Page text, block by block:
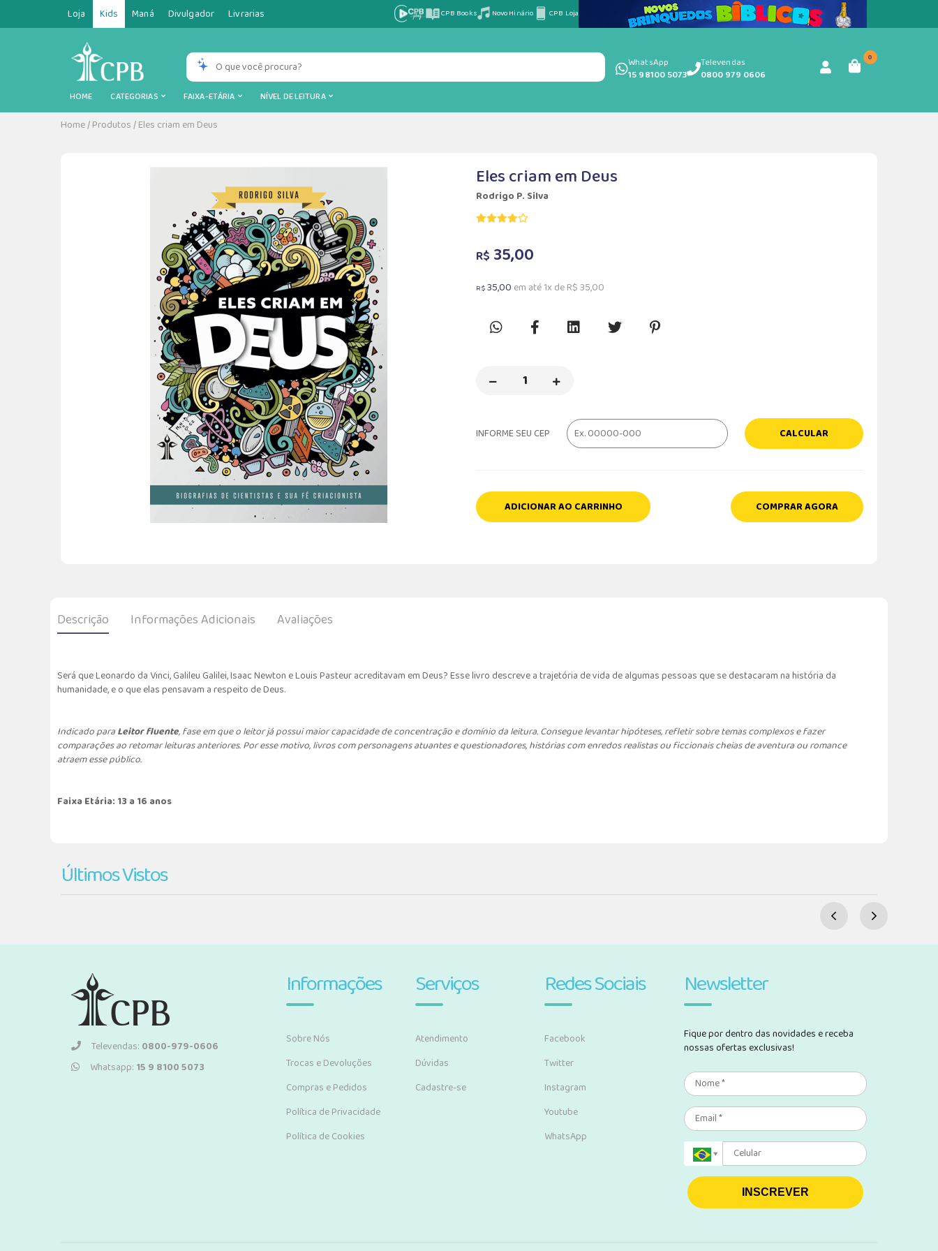
Loja Kids Maná Divulgador Livrarias CPB Books Novo Hinário CPB Loja
WhatsApp
15 98100 5073
Televendas
0800 979 0606
0
HOME CATEGORIAS FAIXA-ETÁRIA NÍVEL DE LEITURA
Home/Produtos/Eles criam em Deus
Eles criam em Deus
Rodrigo P. Silva
R$ 35,00
R$35,00 em até 1x de R$ 35,00
INFORME SEU CEP CALCULAR
ADICIONAR AO CARRINHO COMPRAR AGORA
Descrição Informações Adicionais Avaliações
Será que Leonardo da Vinci, Galileu Galilei, Isaac Newton e Louis Pasteur acreditavam em Deus? Esse livro descreve a trajetória de vida de algumas pessoas que se destacaram na história da
humanidade, e o que elas pensavam a respeito de Deus.
Indicado paraLeitor fluente, fase em que o leitor já possui maior capacidade de concentração e domínio da leitura. Consegue levantar hipóteses, refletir sobre temas complexos e fazer
comparações ao retomar leituras anteriores. Por esse motivo, livros com personagens atuantes e questionadores, histórias com enredos realistas ou ficcionais cheias de aventura ou romance
atraem esse público.
Faixa Etária: 13 a 16 anos
Últimos Vistos
Televendas: 0800-979-0606
Whatsapp: 15 9 8100 5073
Informações
Sobre Nós
Trocas e Devoluções
Compras e Pedidos
Política de Privacidade
Política de Cookies
Serviços
Atendimento
Dúvidas
Cadastre-se
Redes Sociais
Facebook
Twitter
Instagram
Youtube
WhatsApp
Newsletter
Fique por dentro das novidades e receba
nossas ofertas exclusivas!
INSCREVER